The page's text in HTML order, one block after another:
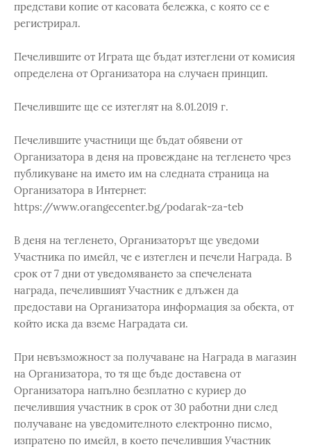
представи копие от касовата бележка, с която се е
регистрирал.
Печелившите от Играта ще бъдат изтеглени от комисия
определена от Организатора на случаен принцип.
Печелившите ще се изтеглят на 8.01.2019 г.
Печелившите участници ще бъдат обявени от
Организатора в деня на провеждане на тегленето чрез
публикуване на името им на следната страница на
Организатора в Интернет:
https://www.orangecenter.bg/podarak-za-teb
В деня на тегленето, Организаторът ще уведоми
Участника по имейл, че е изтеглен и печели Награда. В
срок от 7 дни от уведомяването за спечелената
награда, печелившият Участник е длъжен да
предостави на Организатора информация за обекта, от
който иска да вземе Наградата си.
При невъзможност за получаване на Награда в магазин
на Организатора, то тя ще бъде доставена от
Организатора напълно безплатно с куриер до
печелившия участник в срок от 30 работни дни след
получаване на уведомителното електронно писмо,
изпратено по имейл, в което печелившия Участник